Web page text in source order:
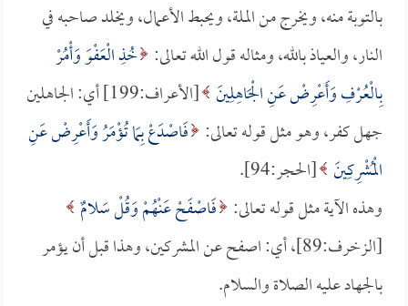
بالتوبة منه، ويخرج من الملة، ويحبط الأعمال، ويخلد صاحبه في
النار، والعياذ بالله، ومثاله قول الله تعالى: خُذِ الْعَفْوَ وَأْمُرْ
بِالْعُرْفِ وَأَعْرِضْ عَنِ الْجَاهِلِينَ
[الأعراف:199] أي: الجاهلين
جهل كفر، وهو مثل قوله تعالى: فَاصْدَعْ بِمَا تُؤْمَرُ وَأَعْرِضْ عَنِ
الْمُشْرِكِينَ [الحجر:94].
وهذه الآية مثل قوله تعالى: فَاصْفَحْ عَنْهُمْ وَقُلْ سَلامٌ
[الزخرف:89]، أي: اصفح عن المشركين، وهذا قبل أن يؤمر
بالجهاد عليه الصلاة والسلام.